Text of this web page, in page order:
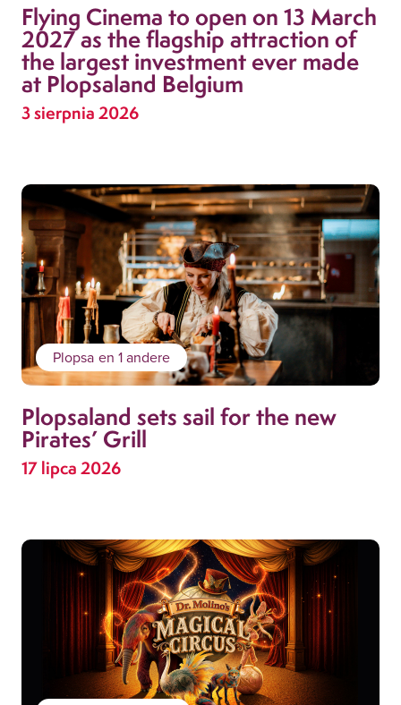
Flying Cinema to open on 13 March
2027 as the flagship attraction of
the largest investment ever made
at Plopsaland Belgium
3 sierpnia 2026
Plopsa en 1 andere
Plopsaland sets sail for the new
Pirates’ Grill
17 lipca 2026